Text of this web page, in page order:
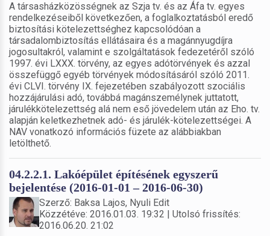
A társasházközösségnek az Szja tv. és az Áfa tv. egyes
rendelkezéseiből következően, a foglalkoztatásból eredő
biztosítási kötelezettséghez kapcsolódóan a
társadalombiztosítás ellátásaira és a magánnyugdíjra
jogosultakról, valamint e szolgáltatások fedezetéről szóló
1997. évi LXXX. törvény, az egyes adótörvények és azzal
összefüggő egyéb törvények módosításáról szóló 2011.
évi CLVI. törvény IX. fejezetében szabályozott szociális
hozzájárulási adó, továbbá magánszemélynek juttatott,
járulékkötelezettség alá nem eső jövedelem után az Eho. tv.
alapján keletkezhetnek adó- és járulék-kötelezettségei. A
NAV vonatkozó információs füzete az alábbiakban
letölthető.
04.2.2.1. Lakóépület építésének egyszerű
bejelentése (2016-01-01 – 2016-06-30)
Szerző: Baksa Lajos, Nyuli Edit
Közzétéve: 2016.01.03. 19:32 | Utolsó frissítés:
2016.06.20. 21:02